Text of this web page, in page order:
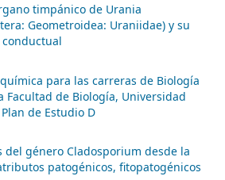
timpánico de Urania
Geometroidea: Uraniidae) y su
para las carreras de Biología
Facultad de Biología, Universidad
de Estudio D
del género Cladosporium desde la
patogénicos, fitopatogénicos